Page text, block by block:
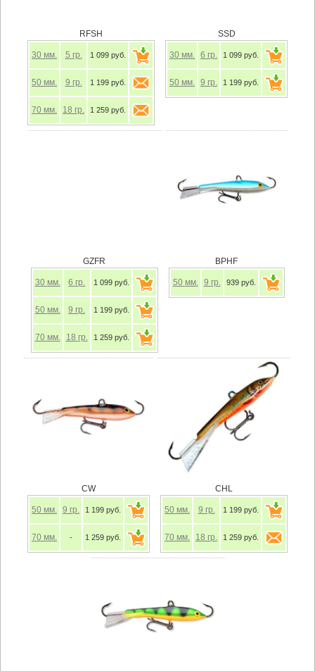
RFSH
30 мм. 5 гр. 1 099 руб.
50 мм. 9 гр. 1 199 руб.
70 мм. 18 гр. 1 259 руб.
SSD
30 мм. 6 гр. 1 099 руб.
50 мм. 9 гр. 1 199 руб.
GZFR
30 мм. 6 гр. 1 099 руб.
50 мм. 9 гр. 1 199 руб.
70 мм. 18 гр. 1 259 руб.
BPHF
50 мм. 9 гр. 939 руб.
CW
50 мм. 9 гр. 1 199 руб.
70 мм. - 1 259 руб.
CHL
50 мм. 9 гр. 1 199 руб.
70 мм. 18 гр. 1 259 руб.